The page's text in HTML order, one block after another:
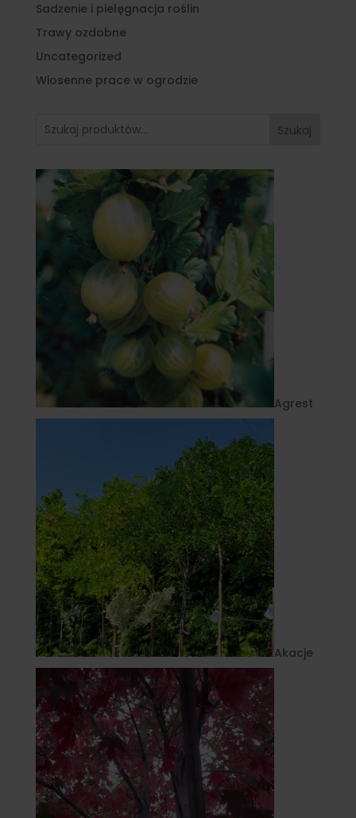
Sadzenie i pielęgnacja roślin
Trawy ozdobne
Uncategorized
Wiosenne prace w ogrodzie
Szukaj
Agrest
Akacje